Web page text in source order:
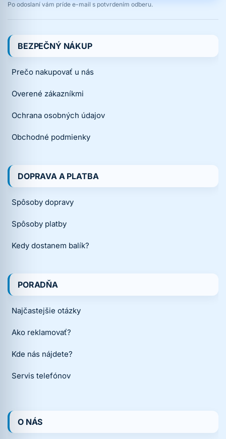
Po odoslaní vám príde e-mail s potvrdením odberu.
BEZPEČNÝ NÁKUP
Prečo nakupovať u nás
Overené zákazníkmi
Ochrana osobných údajov
Obchodné podmienky
DOPRAVA A PLATBA
Spôsoby dopravy
Spôsoby platby
Kedy dostanem balík?
PORADŇA
Najčastejšie otázky
Ako reklamovať?
Kde nás nájdete?
Servis telefónov
O NÁS